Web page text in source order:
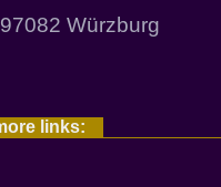
Würzburg
links: